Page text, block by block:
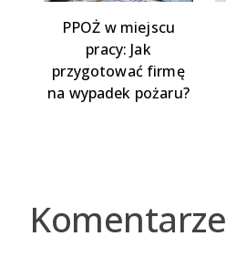
PPOŻ w miejscu
pracy: Jak
przygotować firmę
na wypadek pożaru?
Komentarze